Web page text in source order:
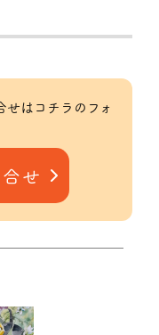
はコチラのフォ
せ